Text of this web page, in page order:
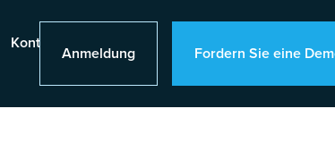
Kontakt
Anmeldung Fordern Sie eine